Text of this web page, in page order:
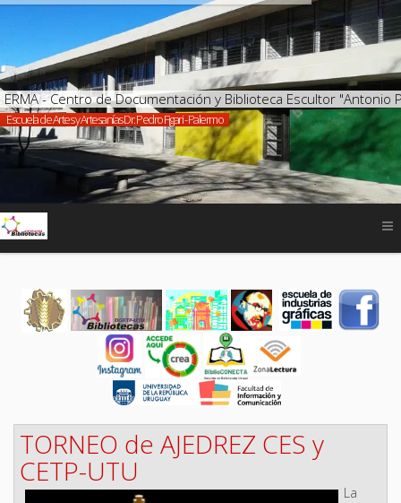
ERMA - Centro de Documentación y Biblioteca Escultor "Antonio
Escuela de Artes y Artesanías Dr. Pedro Figari - Palermo
TORNEO de AJEDREZ CES y
CETP-UTU
La